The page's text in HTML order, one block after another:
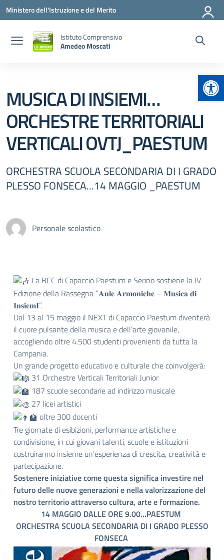
Vai ai contenuti
Vai al menu di navigazione
Vai al footer
Ministero dell'Istruzione e del Merito
Istituto Comprensivo
Amedeo Moscati
MUSICA DI INSIEMI…
ORCHESTRE TERRITORIALI
VERTICALI OVTJ_PAESTUM
ORCHESTRA SCUOLA SECONDARIA DI I GRADO
PLESSO FONSECA...14 MAGGIO _PAESTUM
Personale scolastico
La BCC di Capaccio Paestum e Serino sostiene la IV
Edizione della Rassegna “𝐀𝐮𝐥𝐞 𝐀𝐫𝐦𝐨𝐧𝐢𝐜𝐡𝐞 – 𝐌𝐮𝐬𝐢𝐜𝐚 𝐝𝐢
𝐈𝐧𝐬𝐢𝐞𝐦𝐈”.
Dal 13 al 15 maggio il NEXT di Capaccio Paestum diventerà
il cuore pulsante della musica e dell’arte giovanile,
accogliendo oltre 4.500 studenti provenienti da tutta la
Campania.
Un grande progetto educativo e culturale che coinvolgerà:
31 Orchestre Verticali Territoriali Junior
187 scuole secondarie ad indirizzo musicale
27 licei artistici
oltre 300 docenti
Tre giornate di esibizioni, performance artistiche e
condivisione, in cui giovani talenti, scuole e istituzioni
costruiranno insieme un’esperienza di crescita, creatività e
partecipazione.
Sostenere iniziative come questa significa investire nel
futuro delle nuove generazioni e nella valorizzazione del
nostro territorio attraverso cultura, arte e formazione.
14 MAGGIO DALLE ORE 9.00…PAESTUM
ORCHESTRA SCUOLA SECONDARIA DI I GRADO PLESSO
FONSECA